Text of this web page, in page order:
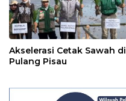
Akselerasi Cetak Sawah di
Pulang Pisau